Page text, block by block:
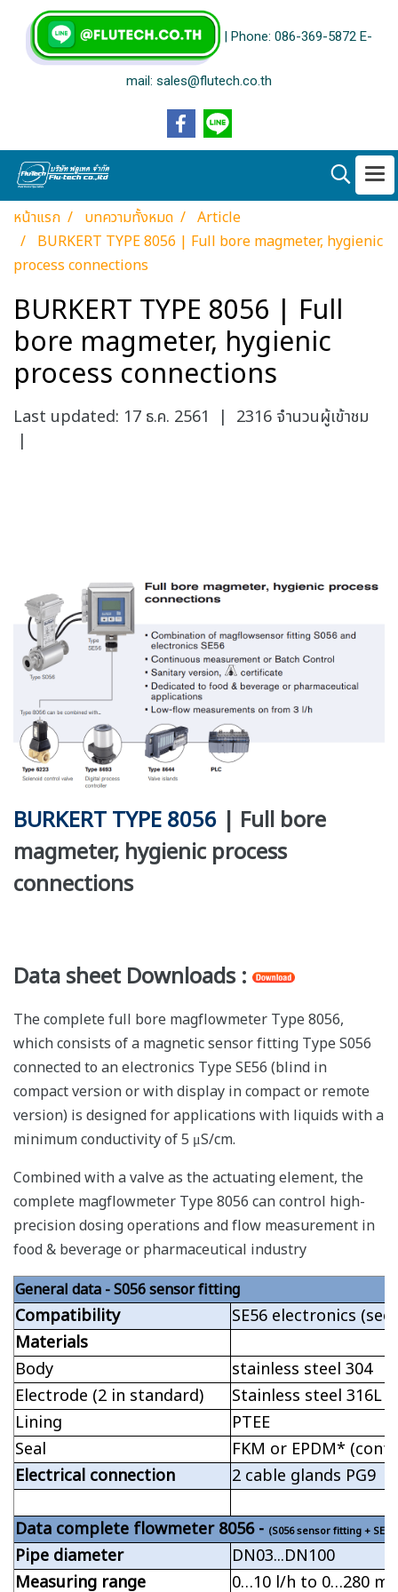
| Phone: 086-369-5872 E-
mail: sales@flutech.co.th
หน้าแรก บทความทั้งหมด
Article
BURKERT TYPE 8056 | Full bore magmeter, hygienic
process connections
BURKERT TYPE 8056 | Full
bore magmeter, hygienic
process connections
Last updated: 17 ธ.ค. 2561 | 2316 จำนวนผู้เข้าชม
|
BURKERT TYPE 8056 | Full bore
magmeter, hygienic process
connections
Data sheet Downloads :
The complete full bore magflowmeter Type 8056,
which consists of a magnetic sensor fitting Type S056
connected to an electronics Type SE56 (blind in
compact version or with display in compact or remote
version) is designed for applications with liquids with a
minimum conductivity of 5 μS/cm.
Combined with a valve as the actuating element, the
complete magflowmeter Type 8056 can control high-
precision dosing operations and flow measurement in
food & beverage or pharmaceutical industry
General data - S056 sensor fitting
Compatibility
SE56 electronics
Materials
Body
stainless steel 304
Electrode (2 in standard)
Stainless steel 316L
Lining
PTEE
Seal
FKM or EPDM*
Electrical connection
2 cable glands PG9
Data complete flowmeter 8056 - (S056 sensor fitting +
Pipe diameter
DN03...DN100
Measuring range
0…10 l/h to 0…280 m